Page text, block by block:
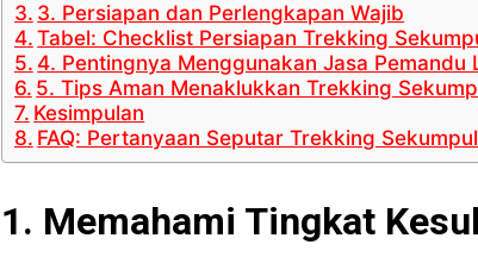
3. Persiapan dan Perlengkapan Wajib
Tabel: Checklist Persiapan Trekking
4. Pentingnya Menggunakan Jasa Pemandu
5. Tips Aman Menaklukkan Trekking
Kesimpulan
FAQ: Pertanyaan Seputar Trekking Sekumpul
1. Memahami Tingkat